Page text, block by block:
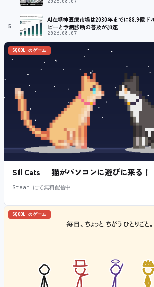
2026.08.07
5
AI在精神医療市場は2030年までに88.9億ド
ピーと予測診断の普及が加速
2026.08.07
SQOOL のゲーム
Sill Cats — 猫がパソコンに遊びに来る！
Steam にて無料配信中
SQOOL のゲーム